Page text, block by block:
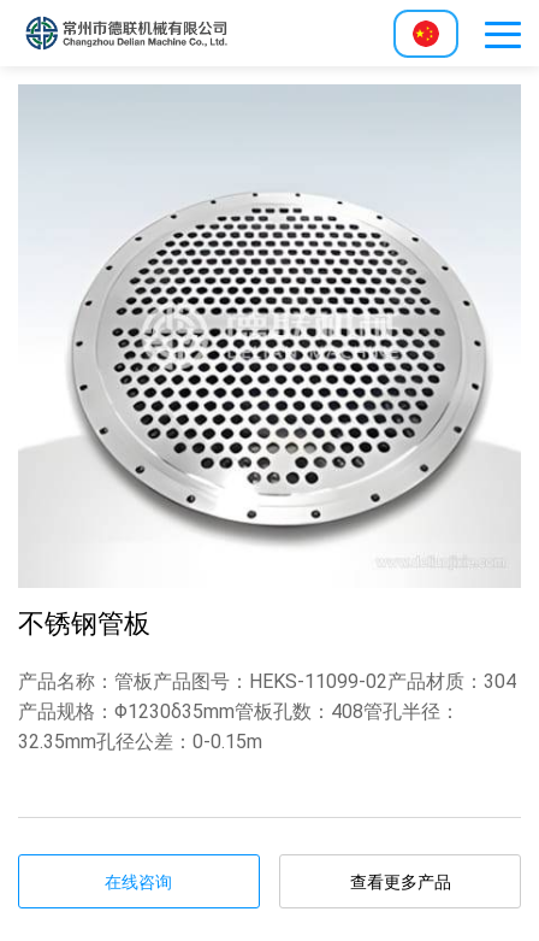
不锈钢管板
产品名称：管板产品图号：HEKS-11099-02产品材质：304
产品规格：Φ1230δ35mm管板孔数：408管孔半径：
32.35mm孔径公差：0-0.15m
在线咨询 查看更多产品